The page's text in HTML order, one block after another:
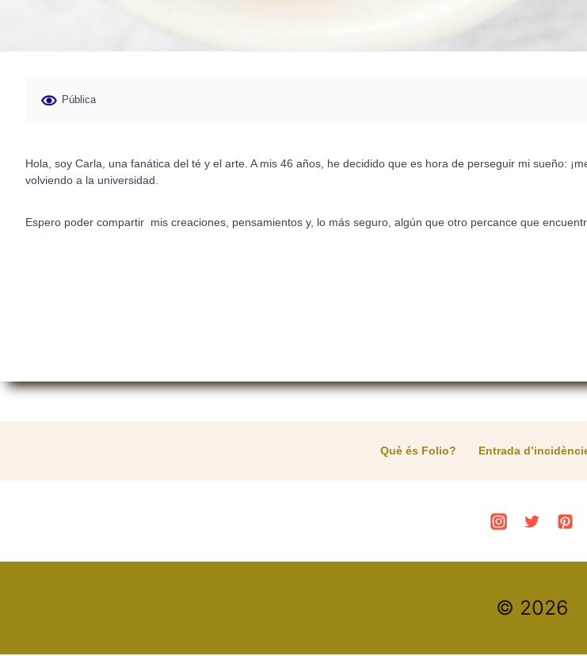
Pública
Hola, soy Carla, una fanática del té y el arte. A mis 46 años, he decidido que es hora de perseguir mi sueño:
volviendo a la universidad.
Espero poder compartir mis creaciones, pensamientos y, lo más seguro, algún que otro percance que
Què és Folio? Entrada
© 2026